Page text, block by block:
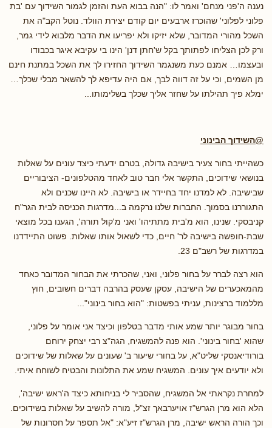
נענה ה'פני מנחם' ואמר לו: "הנה בבוא העת והזמן לגמור השידוך עם 'בת
פלוני לפלוני' שהוכרז ארבעים יום קודם יצירת הוולד. נוטל הקב"ה את
השכל מהורי המדובר, שלא יזיקו ולא יפריעו את הדבר מלבוא לידי גמר,
ורק לכן הצליחו לפתותך בקל ש'חתן דנן' הינו בי עקיבא איגר בכבודו
ובעצמו… אמנם כעת משנגמר השידוך החזירו לך את השכל במתנת חינם
מן השמים, וכי על זה דווה לבך, אם היה עדיפא לך להשאר מבלי שכלך…
ימלא פיך תהילתו על שחזר אליך שכלך בשלימותו...
@השידוך הבינוני
כשהייתי בחור צעיר בישיבה גדולה, בטרם ידעתי כיצד עונים על שאלות
בנושאי שידוכים, התקשר אלי חבר טוב לאחד מהטלפונים- הציבוריים
שבישיבה. לא למדנו יחד בחיידר או בישיבה. לא היינו שכנים ולא
התגוררנו בסמוך. החברות שלנו נרקמה ב...מדרגות הכניסה לבית הגר"ח
קניבסקי. שנינו, הוא מ'בית מתתיהו' ואני מ'קול תורה', הגענו בכל מוצאי
שבת-חופשה בישיבה לר' חיים, כדי לשאול אותו שאלות. פשוט התיידדנו
במדרגות של רשב"ם 23.
הוא רצה לברר על בחור פלוני, ואני, שהכרתי את הבחור המדובר כאחד
מהמאכערים של הישיבה, עסקן שעסק בהרבה דברים חשובים, חוץ
מללמוד ברצינות, עניתי בפשטות: "הוא בחור בינוני"...
בחור מבוגר יותר שמע אותי מדבר בטלפון וכיצד אני אומר על פלוני,
שהוא 'בחור בינוני'. הוא פנה להמשגיח, הגה"צ רבי יצחק ירוחם
בורודיאנסקי שליט"א, על בחורי שיעור ב' שעונים על שאלות של שידוכים
ולא יודעים איך עונים. המשגיח שמע את התלונות והבטיח לשוחח איתי.
למחרת נקראתי אל המשגיח, שהסביר לי בניחותא כיצד ה'ראש ישיבה',
הלא הוא מרן הגרש"ז אויערבאך זצ"ל, מורה להשיב על שאלות בשידוכים.
וכך הורה הראש ישיבה, מרן הגרש"ז זיע"א: "אל תספר על חסרונות של